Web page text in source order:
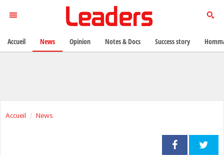
Accueil News
Accueil News Opinion Notes & Docs Success story